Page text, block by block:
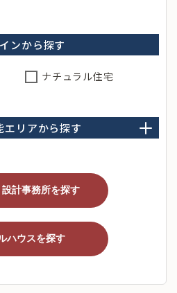
ンから探す
ナチュラル住宅
エリアから探す